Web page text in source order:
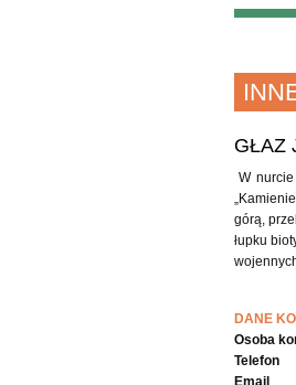
GŁAZ
W
górą,
łupku
DANE
Osoba
Telefon
Email